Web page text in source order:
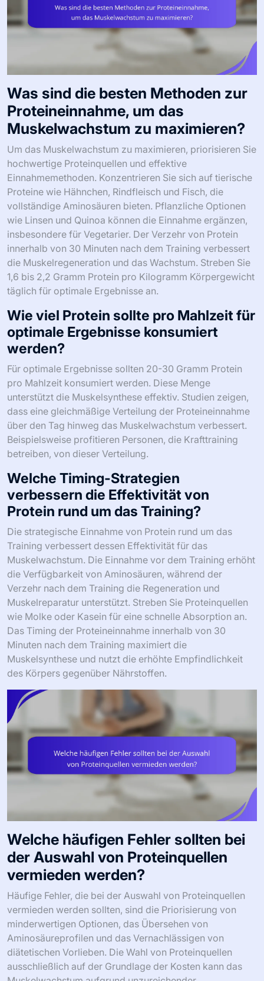
Was sind die besten Methoden zur
Proteineinnahme, um das
Muskelwachstum zu maximieren?
Um das Muskelwachstum zu maximieren, priorisieren Sie
hochwertige Proteinquellen und effektive
Einnahmemethoden. Konzentrieren Sie sich auf tierische
Proteine wie Hähnchen, Rindfleisch und Fisch, die
vollständige Aminosäuren bieten. Pflanzliche Optionen
wie Linsen und Quinoa können die Einnahme ergänzen,
insbesondere für Vegetarier. Der Verzehr von Protein
innerhalb von 30 Minuten nach dem Training verbessert
die Muskelregeneration und das Wachstum. Streben Sie
1,6 bis 2,2 Gramm Protein pro Kilogramm Körpergewicht
täglich für optimale Ergebnisse an.
Wie viel Protein sollte pro Mahlzeit für
optimale Ergebnisse konsumiert
werden?
Für optimale Ergebnisse sollten 20-30 Gramm Protein
pro Mahlzeit konsumiert werden. Diese Menge
unterstützt die Muskelsynthese effektiv. Studien zeigen,
dass eine gleichmäßige Verteilung der Proteineinnahme
über den Tag hinweg das Muskelwachstum verbessert.
Beispielsweise profitieren Personen, die Krafttraining
betreiben, von dieser Verteilung.
Welche Timing-Strategien
verbessern die Effektivität von
Protein rund um das Training?
Die strategische Einnahme von Protein rund um das
Training verbessert dessen Effektivität für das
Muskelwachstum. Die Einnahme vor dem Training erhöht
die Verfügbarkeit von Aminosäuren, während der
Verzehr nach dem Training die Regeneration und
Muskelreparatur unterstützt. Streben Sie Proteinquellen
wie Molke oder Kasein für eine schnelle Absorption an.
Das Timing der Proteineinnahme innerhalb von 30
Minuten nach dem Training maximiert die
Muskelsynthese und nutzt die erhöhte Empfindlichkeit
des Körpers gegenüber Nährstoffen.
Welche häufigen Fehler sollten bei
der Auswahl von Proteinquellen
vermieden werden?
Häufige Fehler, die bei der Auswahl von Proteinquellen
vermieden werden sollten, sind die Priorisierung von
minderwertigen Optionen, das Übersehen von
Aminosäureprofilen und das Vernachlässigen von
diätetischen Vorlieben. Die Wahl von Proteinquellen
ausschließlich auf der Grundlage der Kosten kann das